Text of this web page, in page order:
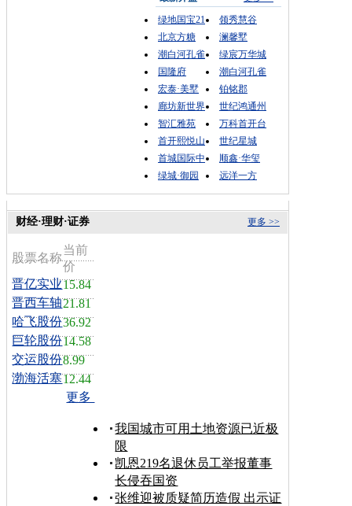
绿地国宝21
领秀慧谷
北京方糖
澜馨墅
潮白河孔雀
绿宸万华城
国隆府
潮白河孔雀
宏泰·美墅
铂铭郡
廊坊新世界
世纪鸿通州
智汇雅苑
万科首开台
首开熙悦山
世纪星城
首城国际中
顺鑫·华玺
绿城·御园
远洋一方
更多 >>
财经·理财·证券
股票名称
当前
价
晋亿实业15.84
晋西车轴21.81
哈飞股份36.92
巨轮股份14.58
交运股份8.99
渤海活塞12.44
更多
我国城市可用土地资源已近极
限
凯恩219名退休员工举报董事
长侵吞国资
张维迎被质疑简历造假 出示证